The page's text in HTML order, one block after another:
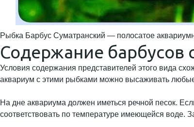
Рыбка Барбус Суматранский — полосатое
Содержание барбусов
Условия содержания представителей этого вида
аквариум с этими рыбками можно высаживать
На дне аквариума должен иметься речной песок.
соответствовать по температуре имеющейся воде.